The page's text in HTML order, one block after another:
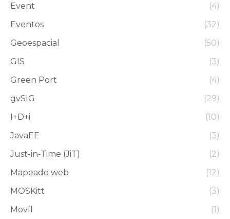
Event
(4)
Eventos
(32)
Geoespacial
(50)
GIS
(3)
Green Port
(4)
gvSIG
(29)
I+D+i
(10)
JavaEE
(3)
Just-in-Time (JiT)
(2)
Mapeado web
(12)
MOSKitt
(3)
Movíl
(1)